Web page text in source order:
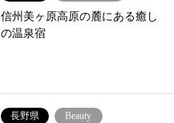
信州美ヶ原高原の麓にある癒し
の温泉宿
長野県 Beauty